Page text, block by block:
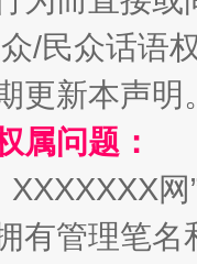
/民众话语
更新本声明
属问题：
XXXXXXX
有管理笔